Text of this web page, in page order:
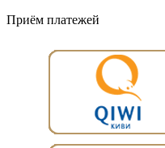
Приём платежей